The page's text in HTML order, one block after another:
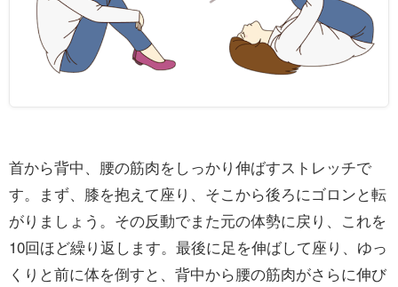
首から背中、腰の筋肉をしっかり伸ばすストレッチで
す。まず、膝を抱えて座り、そこから後ろにゴロンと転
がりましょう。その反動でまた元の体勢に戻り、これを
10回ほど繰り返します。最後に足を伸ばして座り、ゆっ
くりと前に体を倒すと、背中から腰の筋肉がさらに伸び